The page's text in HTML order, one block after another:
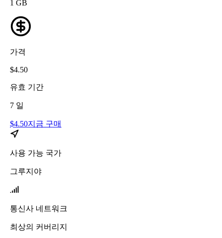
1 GB
가격
$4.50
유효 기간
7 일
$4.50지금 구매
사용 가능 국가
그루지야
통신사 네트워크
최상의 커버리지